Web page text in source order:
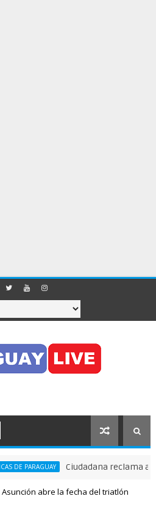
DE PARAGUAY Ciudadana reclama a
la Amistadabre la fecha del triatlón